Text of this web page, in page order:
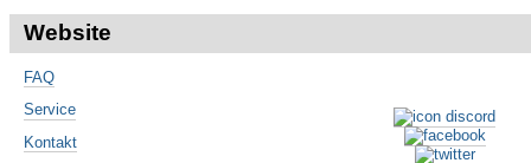
Website
FAQ
Service
Kontakt